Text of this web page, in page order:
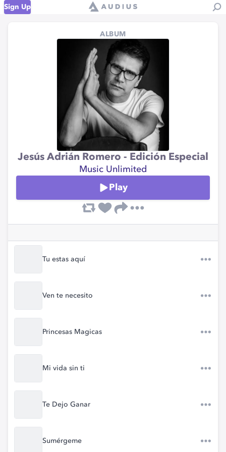
Sign Up
ALBUM
Jesús Adrián Romero - Edición Especial
Music Unlimited
Play
Tu estas aquí
Ven te necesito
Princesas Magicas
Mi vida sin ti
Te Dejo Ganar
Sumérgeme